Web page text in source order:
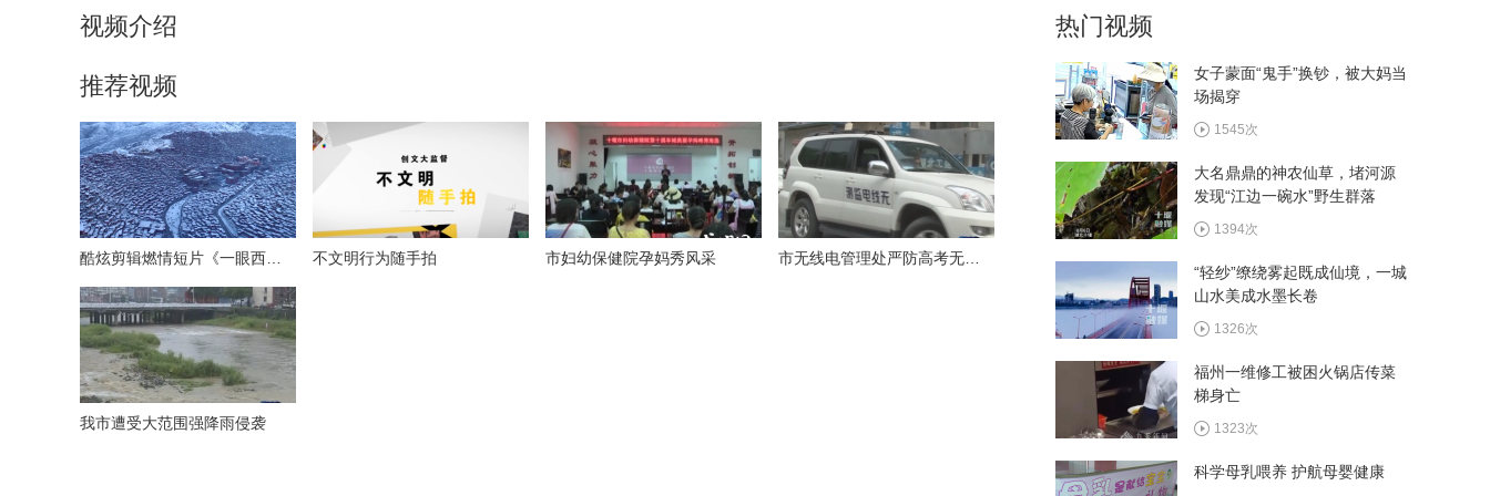
西十高铁执行优惠票价 十堰
往返西安6.4折起
看村BA畅游郧阳 多家景区
推出观赛福利
湖北省和美乡村篮球大赛总
决赛8月13日在郧阳区开赛
视频介绍
推荐视频
不文明行为随手拍 市妇幼保健院孕妈秀风采
我市遭受大范围强降雨侵袭
热门视频
女子蒙面“鬼手”换钞，被大妈当
场揭穿
1545次
大名鼎鼎的神农仙草，堵河源
发现“江边一碗水”野生群落
1394次
“轻纱”缭绕雾起既成仙境，一城
山水美成水墨长卷
1326次
福州一维修工被困火锅店传菜
梯身亡
1323次
科学母乳喂养 护航母婴健康